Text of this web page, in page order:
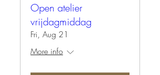
Open atelier
vrijdagmiddag
Fri, Aug 21
More info